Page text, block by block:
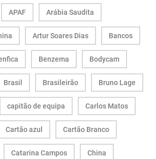
APAF Arábia Saudita
Artur Soares Dias Bancos
Benzema Bodycam
Brasil Brasileirão Bruno Lage
capitão de equipa Carlos Matos
Cartão azul Cartão Branco
Catarina Campos China